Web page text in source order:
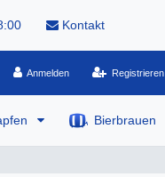
Kontakt
Anmelden Registrieren
Bierbrauen